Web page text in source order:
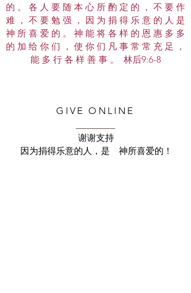
的 。 各 人 要 随 本 心 所 酌 定 的 ， 不 要 作
难 ， 不 要 勉 强 ， 因 为 捐 得 乐 意 的 人 是
神 所 喜 爱 的 。 神 能 将 各 样 的 恩 惠 多 多
的 加 给 你 们 ， 使 你 们 凡 事 常 常 充 足 ，
能 多 行 各 样 善 事 。 林后9:6-8
GIVE ONLINE
谢谢支持
因为捐得乐意的人，是 神所喜爱的！